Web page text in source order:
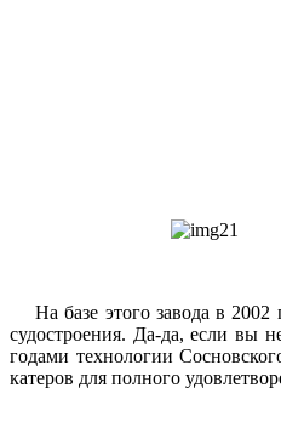
На базе этого завода в 2002
судостроения. Да-да, если вы
годами технологии
катеров для полного